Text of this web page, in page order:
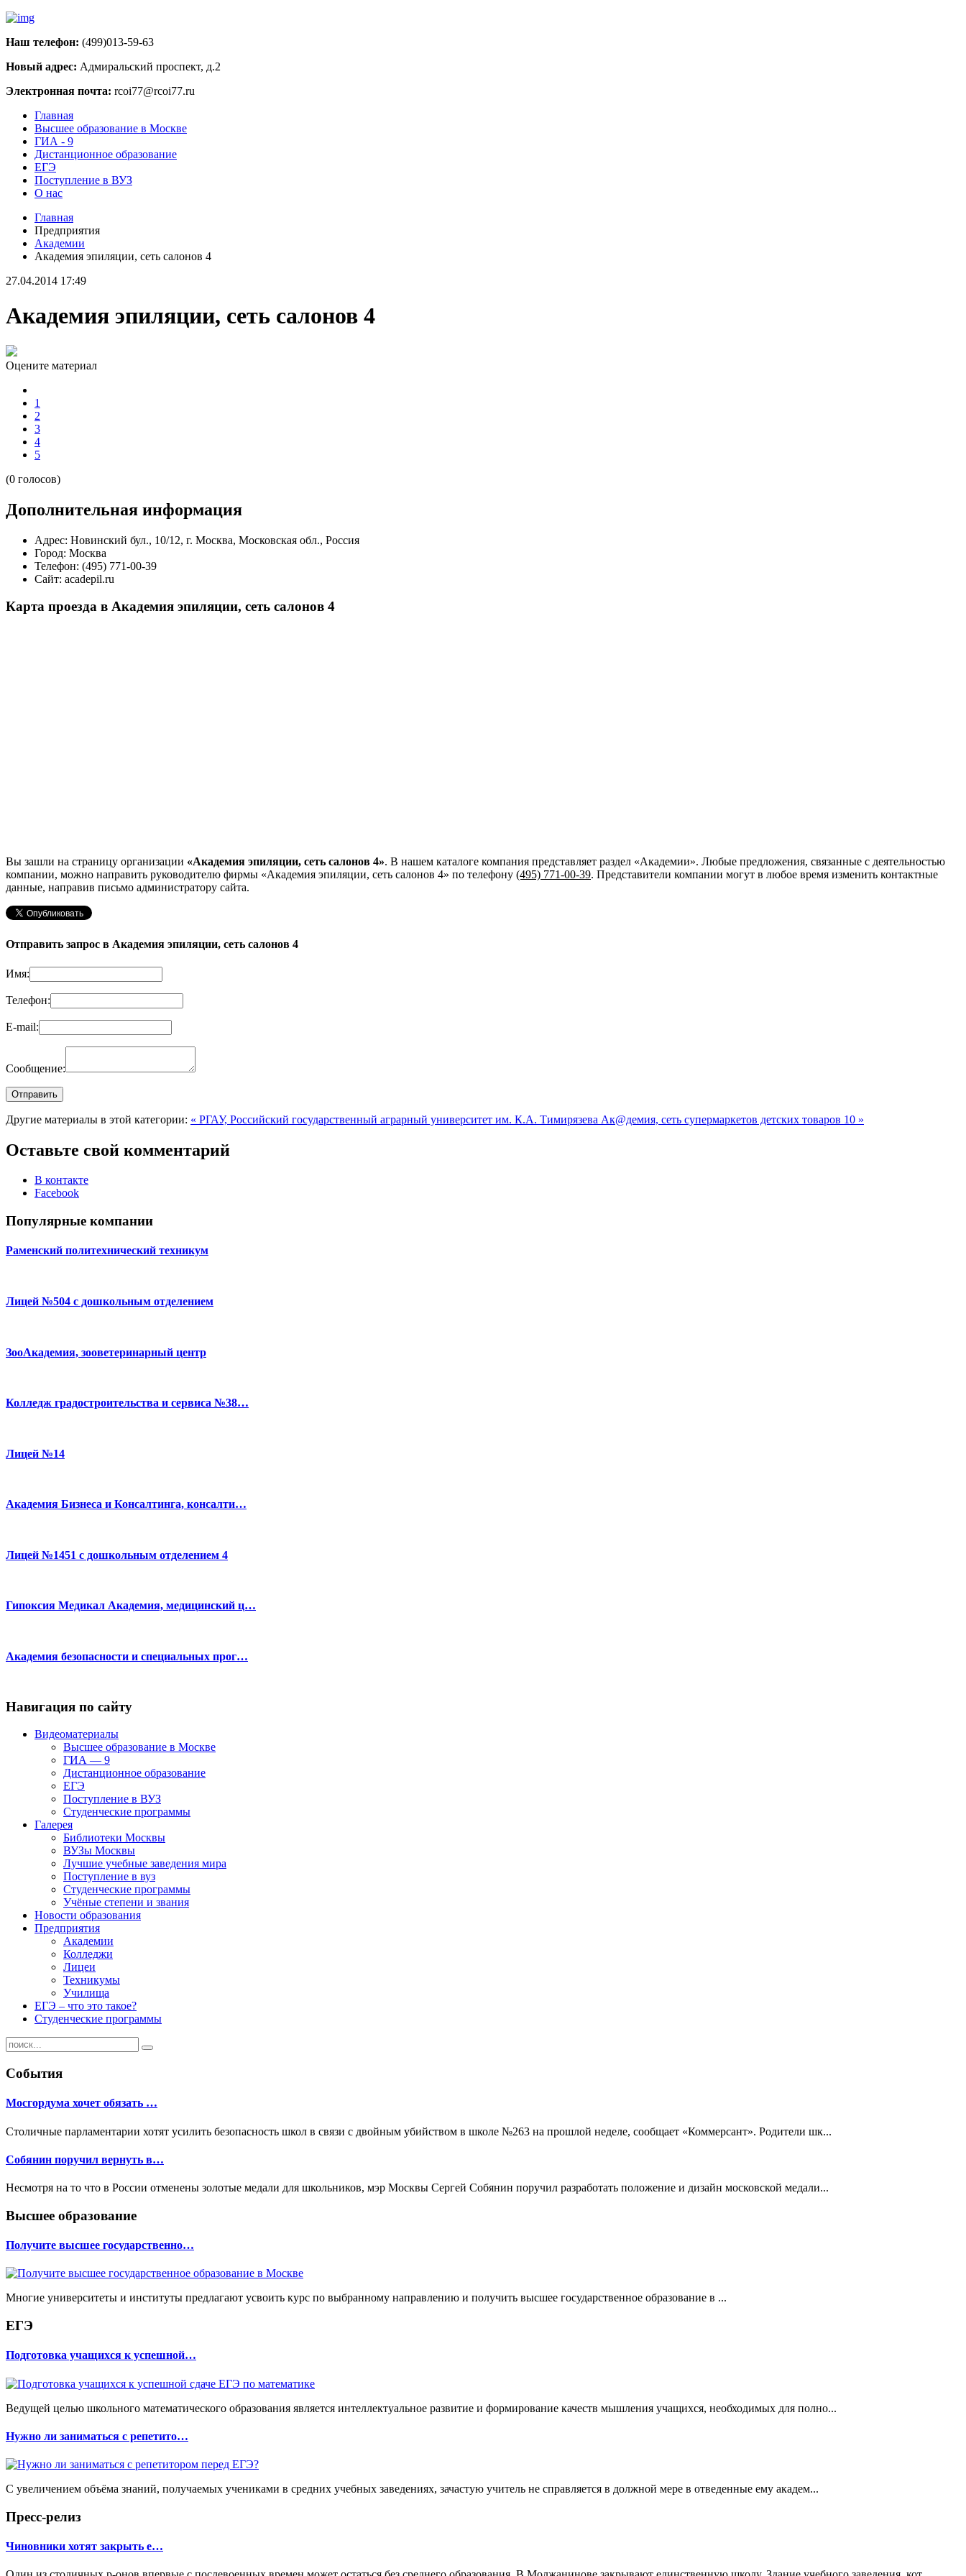
Наш телефон: (499)013-59-63
Новый адрес: Адмиральский проспект, д.2
Электронная почта: rcoi77@rcoi77.ru
Главная
Высшее образование в Москве
ГИА - 9
Дистанционное образование
ЕГЭ
Поступление в ВУЗ
О нас
Главная
Предприятия
Академии
Академия эпиляции, сеть салонов 4
27.04.2014 17:49
Академия эпиляции, сеть салонов 4
Оцените материал
1
2
3
4
5
(0 голосов)
Дополнительная информация
Адрес: Новинский бул., 10/12, г. Москва, Московская обл., Россия
Город: Москва
Телефон: (495) 771-00-39
Сайт: acadepil.ru
Карта проезда в Академия эпиляции, сеть салонов 4
Вы зашли на страницу организации «Академия эпиляции, сеть салонов 4». В нашем каталоге компания представляет раздел «Академии». Любые предложения, связанные с деятельностью
компании, можно направить руководителю фирмы «Академия эпиляции, сеть салонов 4» по телефону (495) 771-00-39. Представители компании могут в любое время изменить контактные
данные, направив письмо администратору сайта.
Отправить запрос в Академия эпиляции, сеть салонов 4
Имя:
Телефон:
E-mail:
Сообщение:
Другие материалы в этой категории: « РГАУ, Российский государственный аграрный университет им. К.А. Тимирязева Ак@демия, сеть супермаркетов детских товаров 10 »
Оставьте свой комментарий
В контакте
Facebook
Популярные компании
Раменский политехнический техникум
Лицей №504 с дошкольным отделением
ЗооАкадемия, зооветеринарный центр
Колледж градостроительства и сервиса №38…
Лицей №14
Академия Бизнеса и Консалтинга, консалти…
Лицей №1451 с дошкольным отделением 4
Гипоксия Медикал Академия, медицинский ц…
Академия безопасности и специальных прог…
Навигация по сайту
Видеоматериалы
Высшее образование в Москве
ГИА — 9
Дистанционное образование
ЕГЭ
Поступление в ВУЗ
Студенческие программы
Галерея
Библиотеки Москвы
ВУЗы Москвы
Лучшие учебные заведения мира
Поступление в вуз
Студенческие программы
Учёные степени и звания
Новости образования
Предприятия
Академии
Колледжи
Лицеи
Техникумы
Училища
ЕГЭ – что это такое?
Студенческие программы
События
Мосгордума хочет обязать …
Столичные парламентарии хотят усилить безопасность школ в связи с двойным убийством в школе №263 на прошлой неделе, сообщает «Коммерсант». Родители шк...
Собянин поручил вернуть в…
Несмотря на то что в России отменены золотые медали для школьников, мэр Москвы Сергей Собянин поручил разработать положение и дизайн московской медали...
Высшее образование
Получите высшее государственно…
Многие университеты и институты предлагают усвоить курс по выбранному направлению и получить высшее государственное образование в ...
ЕГЭ
Подготовка учащихся к успешной…
Ведущей целью школьного математического образования является интеллектуальное развитие и формирование качеств мышления учащихся, необходимых для полно...
Нужно ли заниматься с репетито…
С увеличением объёма знаний, получаемых учениками в средних учебных заведениях, зачастую учитель не справляется в должной мере в отведенные ему академ...
Пресс-релиз
Чиновники хотят закрыть е…